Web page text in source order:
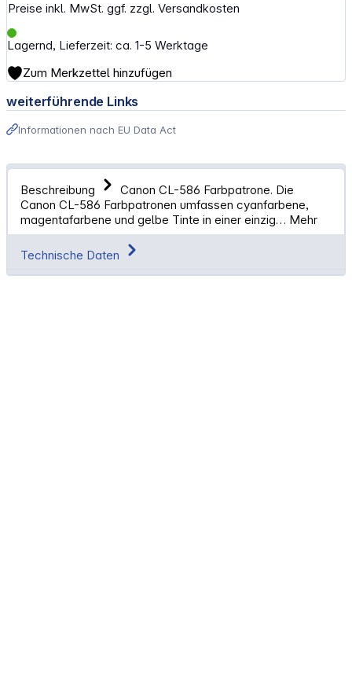
Preise inkl. MwSt. ggf. zzgl. Versandkosten
Lagernd, Lieferzeit: ca. 1-5 Werktage
Zum Merkzettel hinzufügen
weiterführende Links
Informationen nach EU Data Act
Beschreibung
Canon CL-586 Farbpatrone. Die
Canon CL-586 Farbpatronen umfassen cyanfarbene,
magentafarbene und gelbe Tinte in einer einzig… Mehr
Technische Daten